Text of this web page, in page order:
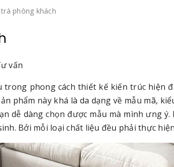
phòng khách
vấn
phong cách thiết kế kiến trúc hiện
phẩm này khá là da dạng về mẫu mã,
dễ dàng chọn được mẫu mà mình ưng
Bởi mỗi loại chất liệu đều phải thực